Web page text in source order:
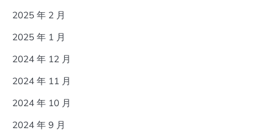
2025 年 2 月
2025 年 1 月
2024 年 12 月
2024 年 11 月
2024 年 10 月
2024 年 9 月